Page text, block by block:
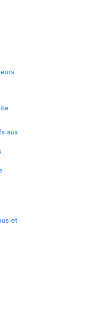
aux
et